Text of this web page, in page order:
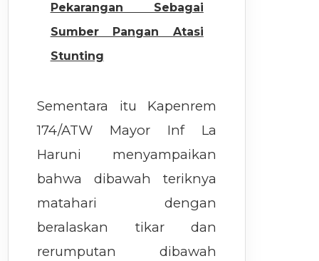
Pekarangan Sebagai
Sumber Pangan Atasi
Stunting
Sementara itu Kapenrem
174/ATW Mayor Inf La
Haruni menyampaikan
bahwa dibawah teriknya
matahari dengan
beralaskan tikar dan
rerumputan dibawah